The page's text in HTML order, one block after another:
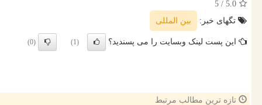
5.0
/ 5
تگهای خبر:
بین المللی
این پست لینک وبسایت را می پسندید؟ (1)
(0)
تازه ترین مطالب مرتبط